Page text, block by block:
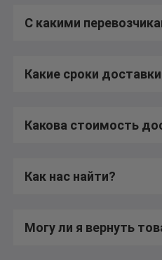
С какими
Какие сроки
Какова стоимость
Как нас найти?
Могу ли я вернуть